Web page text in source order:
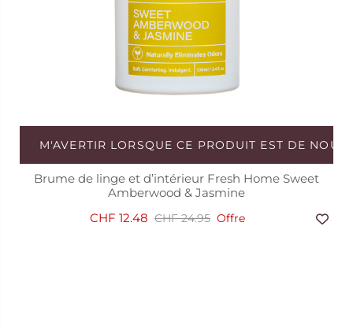
Brume de linge et d’intérieur Fresh Home Sweet
Amberwood & Jasmine
CHF 12.48 CHF 24.95 Offre